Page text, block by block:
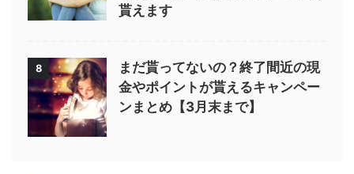
貰えます
8
まだ貰ってないの？終了間近の現
金やポイントが貰えるキャンペー
ンまとめ【3月末まで】